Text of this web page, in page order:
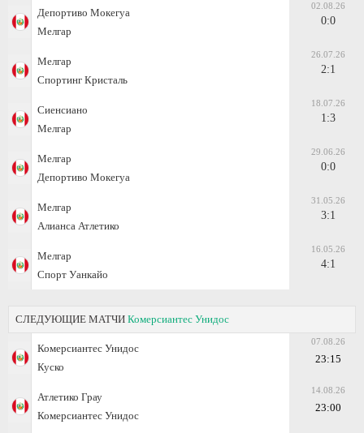
Депортиво Мокегуа
Мелгар
02.08.26
0:0
Мелгар
Спортинг Кристаль
26.07.26
2:1
Сиенсиано
Мелгар
18.07.26
1:3
Мелгар
Депортиво Мокегуа
29.06.26
0:0
Мелгар
Алианса Атлетико
31.05.26
3:1
Мелгар
Спорт Уанкайо
16.05.26
4:1
СЛЕДУЮЩИЕ МАТЧИ Комерсиантес Унидос
Комерсиантес Унидос
Куско
07.08.26
23:15
Атлетико Грау
Комерсиантес Унидос
14.08.26
23:00